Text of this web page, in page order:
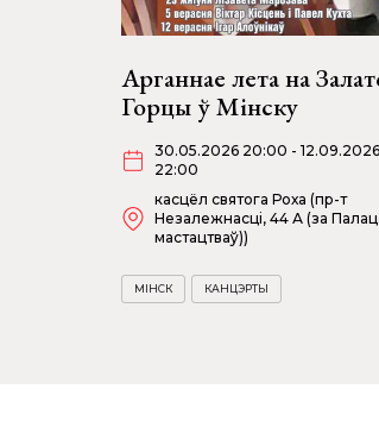
Арганнае лета на
Горцы ў Мінску
30.05.2026 20:00 - 12.09.2026
22:00
касцёл святога Роха (пр-т
Незалежнасці, 44 А (за
мастацтваў))
МІНСК КАНЦЭРТЫ